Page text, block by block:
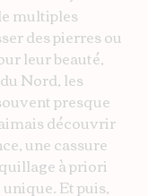
multiples
des pierres ou
leur beauté,
Nord, les
presque
découvrir
une cassure
à priori
Et puis,